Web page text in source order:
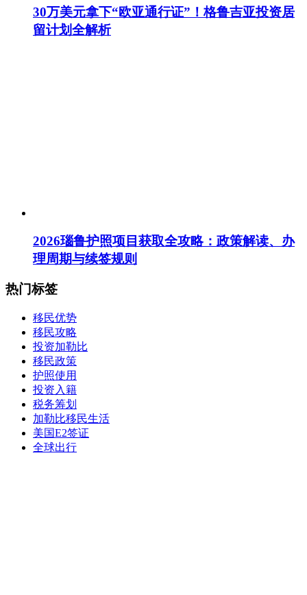
30万美元拿下“欧亚通行证”！格鲁吉亚投资居
留计划全解析
2026瑙鲁护照项目获取全攻略：政策解读、办
理周期与续签规则
热门标签
移民优势
移民攻略
投资加勒比
移民政策
护照使用
投资入籍
税务筹划
加勒比移民生活
美国E2签证
全球出行